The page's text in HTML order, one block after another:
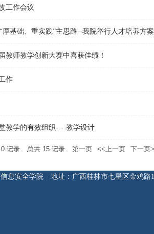
工作会议
教师教学创新大赛中喜获佳绩！
作
教学的有效组织----教学设计
记录 总共 15 记录 第一页 <<上一页 下一页
信息安全学院 地址：广西桂林市七星区金鸡路